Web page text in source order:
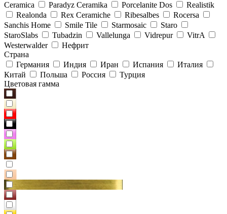
Ceramica
Paradyz Сeramika Porcelanite Dos
Realistik
Realonda
Rex Ceramiche Ribesalbes
Rocersa
Sanchis Home
Smile Tile Starmosaic
Staro
StaroSlabs
Tubadzin Vallelunga Vidrepur
VitrA
Westerwalder
Нефрит
Страна
Германия
Индия Иран Испания
Италия
Китай
Польша Россия
Турция
Цветовая гамма